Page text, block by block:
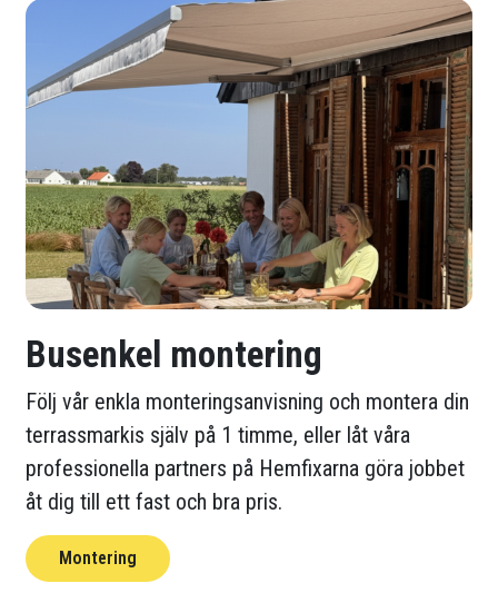
Busenkel montering
Följ vår enkla monteringsanvisning och montera din
terrassmarkis själv på 1 timme, eller låt våra
professionella partners på Hemfixarna göra jobbet
åt dig till ett fast och bra pris.
Montering